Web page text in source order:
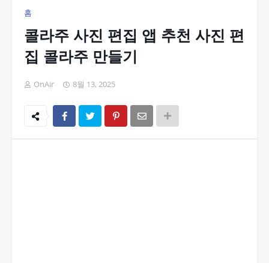
홈
콜라주 사진 편집 앱 추천 사진 편
집 콜라주 만들기
OnAir 8월 13, 2025